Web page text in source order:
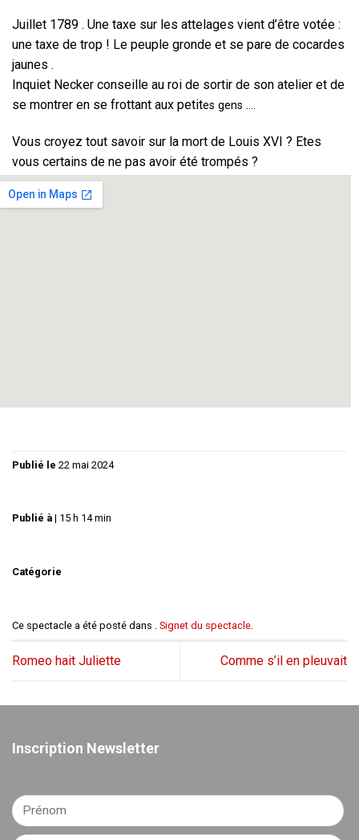
Juillet 1789 . Une taxe sur les attelages vient d’être votée :
une taxe de trop ! Le peuple gronde et se pare de cocardes
jaunes .
Inquiet Necker conseille au roi de sortir de son atelier et de
se montrer en se frottant aux petites gens ….
Vous croyez tout savoir sur la mort de Louis XVI ? Etes
vous certains de ne pas avoir été trompés ?
Publié le 22 mai 2024
Publié à | 15 h 14 min
Catégorie
Ce spectacle a été posté dans . Signet du spectacle
Romeo hait Juliette Comme s’il en pleuvait
Inscription Newsletter